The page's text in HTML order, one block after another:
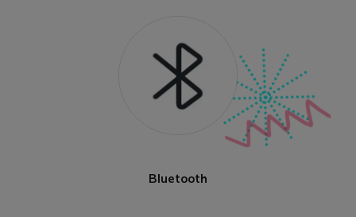
Bluetooth